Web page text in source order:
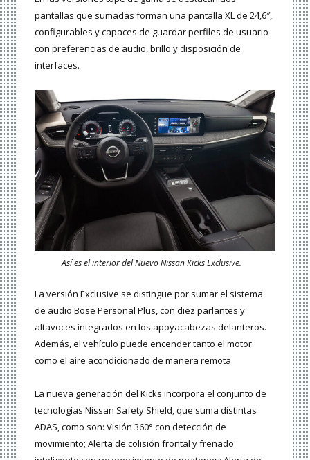
pantallas que sumadas forman una pantalla XL de 24,6″,
configurables y capaces de guardar perfiles de usuario
con preferencias de audio, brillo y disposición de
interfaces.
Así es el interior del Nuevo Nissan Kicks Exclusive.
La versión Exclusive se distingue por sumar el sistema
de audio Bose Personal Plus, con diez parlantes y
altavoces integrados en los apoyacabezas delanteros.
Además, el vehículo puede encender tanto el motor
como el aire acondicionado de manera remota.
La nueva generación del Kicks incorpora el conjunto de
tecnologías Nissan Safety Shield, que suma distintas
ADAS, como son: Visión 360° con detección de
movimiento; Alerta de colisión frontal y frenado